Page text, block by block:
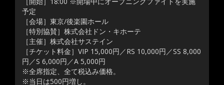
予定
［会場］東京/後楽園ホール
［特別協賛］株式会社ドン・キホーテ
［主催］株式会社サステイン
［チケット料金］VIP 15,000円／RS 10,000円／SS 8,000
円／S 6,000円／A 5,000円
※全席指定、全て税込み価格。
※当日は500円増し。